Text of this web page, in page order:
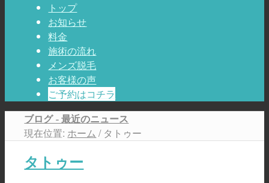
トップ
お知らせ
料金
施術の流れ
メンズ脱毛
お客様の声
ご予約はコチラ
ブログ - 最近のニュース
現在位置: ホーム / タトゥー
タトゥー